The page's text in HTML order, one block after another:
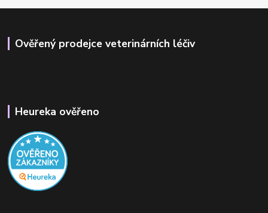
Ověřený prodejce veterinárních léčiv
Heureka ověřeno